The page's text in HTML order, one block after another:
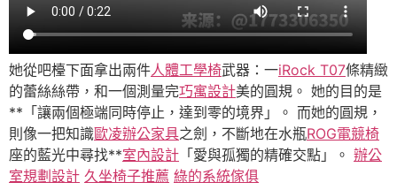
她從吧檯下面拿出兩件人體工學椅武器：一iRock T07條精緻
的蕾絲絲帶，和一個測量完巧寓設計美的圓規。 她的目的是
**「讓兩個極端同時停止，達到零的境界」。 而她的圓規，
則像一把知識歐凌辦公家具之劍，不斷地在水瓶ROG電競椅
座的藍光中尋找**室內設計 「愛與孤獨的精確交點」。 辦公
室規劃設計 久坐椅子推薦 綠的系統傢俱